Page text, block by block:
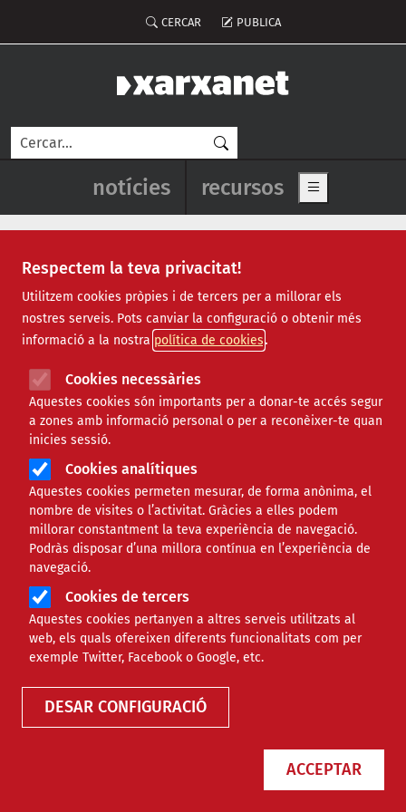
Respectem la teva privacitat!
Utilitzem cookies pròpies i de tercers per a millorar els
nostres serveis. Pots canviar la configuració o obtenir més
informació a la nostra política de cookies
Cookies necessàries
Aquestes cookies són importants per a donar-te accés segur
a zones amb informació personal o per a reconèixer-te quan
inicies sessió.
Cookies analítiques
Aquestes cookies permeten mesurar, de forma anònima, el
nombre de visites o l’activitat. Gràcies a elles podem
millorar constantment la teva experiència de navegació.
Podràs disposar d’una millora contínua en l’experiència de
navegació.
Cookies de tercers
Aquestes cookies pertanyen a altres serveis utilitzats al
web, els quals ofereixen diferents funcionalitats com per
exemple Twitter, Facebook o Google, etc.
DESAR CONFIGURACIÓ
ACCEPTAR
Menú del compte d'usuari
CERCAR PUBLICA
Cerca
Navegació principal de
notícies recursos Show main
Recursos
Tots | Econòmic | Jurídic | Projectes | Tecnològic |
Formació | Finançament | Biblioteca |
Ofertes de feina
Webinars
Biblioteca
Guía sobre el uso de las